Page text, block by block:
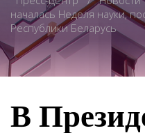
началась Неделя науки,
Республики Беларусь
В